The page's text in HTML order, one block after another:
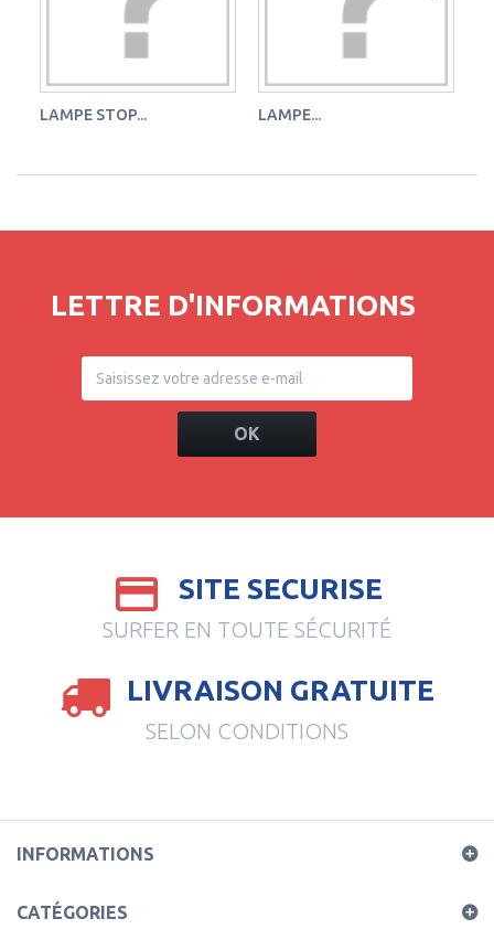
LAMPE STOP... LAMPE...
LETTRE D'INFORMATIONS
OK
SITE SECURISE
SURFER EN TOUTE SÉCURITÉ
LIVRAISON GRATUITE
SELON CONDITIONS
INFORMATIONS
CATÉGORIES